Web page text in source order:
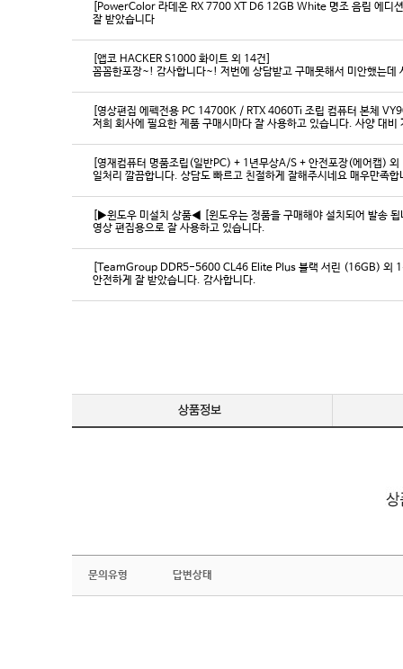
[PowerColor 라데온 RX 7700 XT D6 12GB White 명조 음림 에디
잘 받았습니다
[앱코 HACKER S1000 화이트 외 14건]
꼼꼼한포장~! 감사합니다~! 저번에 상담받고 구매못해서 미안했는
[영상편집 에펙전용 PC 14700K / RTX 4060Ti 조립 컴퓨터 본체
[영재컴퓨터 명품조립(일반PC) + 1년무상A/S + 안전포장(에어캡)
일처리 깔끔합니다. 상담도 빠르고 친절하게 잘해주시네요 매우만족
[▶윈도우 미설치 상품◀ [윈도우는 정품을 구매해야 설치되어 발송
영상 편집용으로 잘 사용하고 있습니다.
[TeamGroup DDR5-5600 CL46 Elite Plus 블랙 서린 (16GB) 외
안전하게 잘 받았습니다. 감사합니다.
문의유형 답변상태